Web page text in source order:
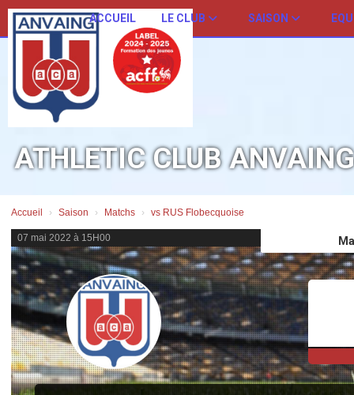
ACCUEIL LE CLUB SAISON
ATHLETIC CLUB ANVAING
Accueil Saison Matchs vs RUS Flobecquoise
07 mai 2022 à 15H00
Panneau de gestion des cookies